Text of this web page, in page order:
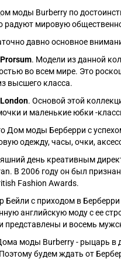
моды Burberry по
радуют мировую
давно основное
. Модели из данной
во всем мире. Это
высшего класса.
. Основой этой
и маленькие юбки -
Дом моды Берберри с
одежду, часы, очки,
день креативным
В 2006 году он был
Fashion Awards.
Бейли с приходом в
английскую моду с ее
представлены и восемь
моды Burberry - рыцарь в
будем ждать от